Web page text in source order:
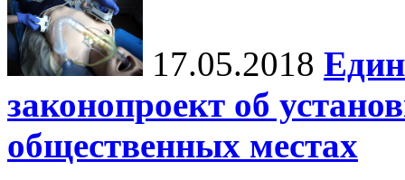
17.05.2018
законопроект об
общественных местах